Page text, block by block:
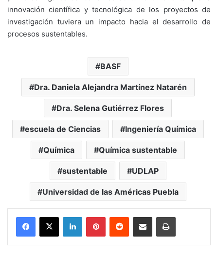
innovación científica y tecnológica de los proyectos de
investigación tuviera un impacto hacia el desarrollo de
procesos sustentables.
BASF
Dra. Daniela Alejandra Martínez Natarén
Dra. Selena Gutiérrez Flores
escuela de Ciencias Ingeniería Química
Química Química sustentable
sustentable UDLAP
Universidad de las Américas Puebla
LinkedInPinterestReddit Share via Email Print